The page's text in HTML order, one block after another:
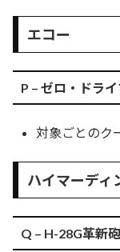
エコー
P – ゼロ・ドラ
対象ごとのク
ハイマーディ
Q – H-28G革新砲